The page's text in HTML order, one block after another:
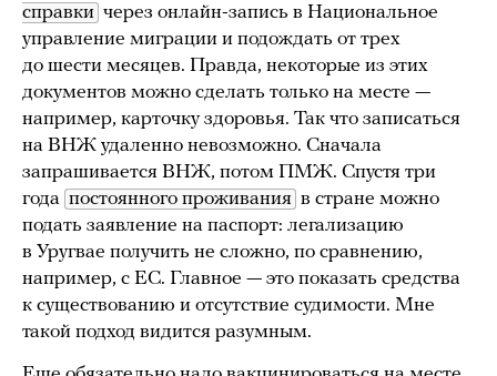
справки через онлайн-запись в Национальное
управление миграции и подождать от трех
до шести месяцев. Правда, некоторые из этих
документов можно сделать только на месте —
например, карточку здоровья. Так что записаться
на ВНЖ удаленно невозможно. Сначала
запрашивается ВНЖ, потом ПМЖ. Спустя три
года постоянного проживания в стране можно
подать заявление на паспорт: легализацию
в Уругвае получить не сложно, по сравнению,
например, с ЕС. Главное — это показать средства
к существованию и отсутствие судимости. Мне
такой подход видится разумным.